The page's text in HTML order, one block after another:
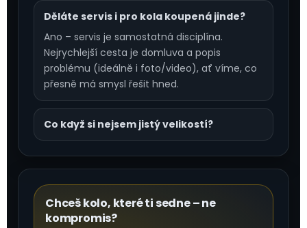
Děláte servis i pro kola koupená jinde?
Ano – servis je samostatná disciplína.
Nejrychlejší cesta je domluva a popis
problému (ideálně i foto/video), ať víme, co
přesně má smysl řešit hned.
Co když si nejsem jistý velikostí?
Chceš kolo, které ti sedne – ne
kompromis?